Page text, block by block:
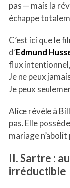
pas — mais la
échappe
C’est ici que le
d’Edmund
flux
Je ne peux
Je peux
Alice révèle à
pas. Elle
mariage
II. Sartre :
irréductible